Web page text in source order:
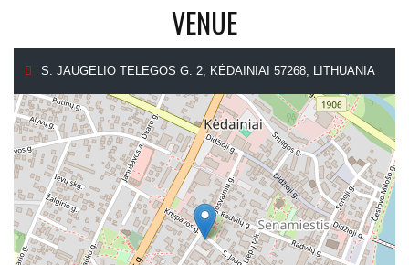
VENUE
S. JAUGELIO TELEGOS G. 2, KĖDAINIAI 57268, LITHUANIA